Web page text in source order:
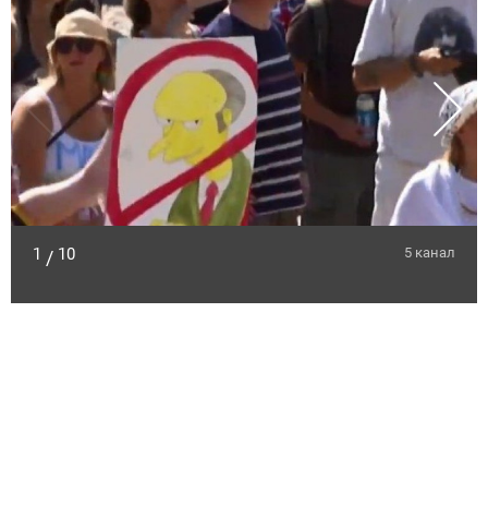
1 / 10 5 канал